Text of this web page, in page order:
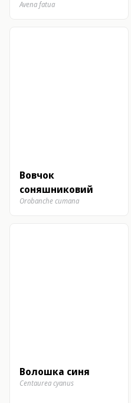
Avena fatua
Вовчок
соняшниковий
Orobanche cumana
Волошка синя
Centaurea cyanus